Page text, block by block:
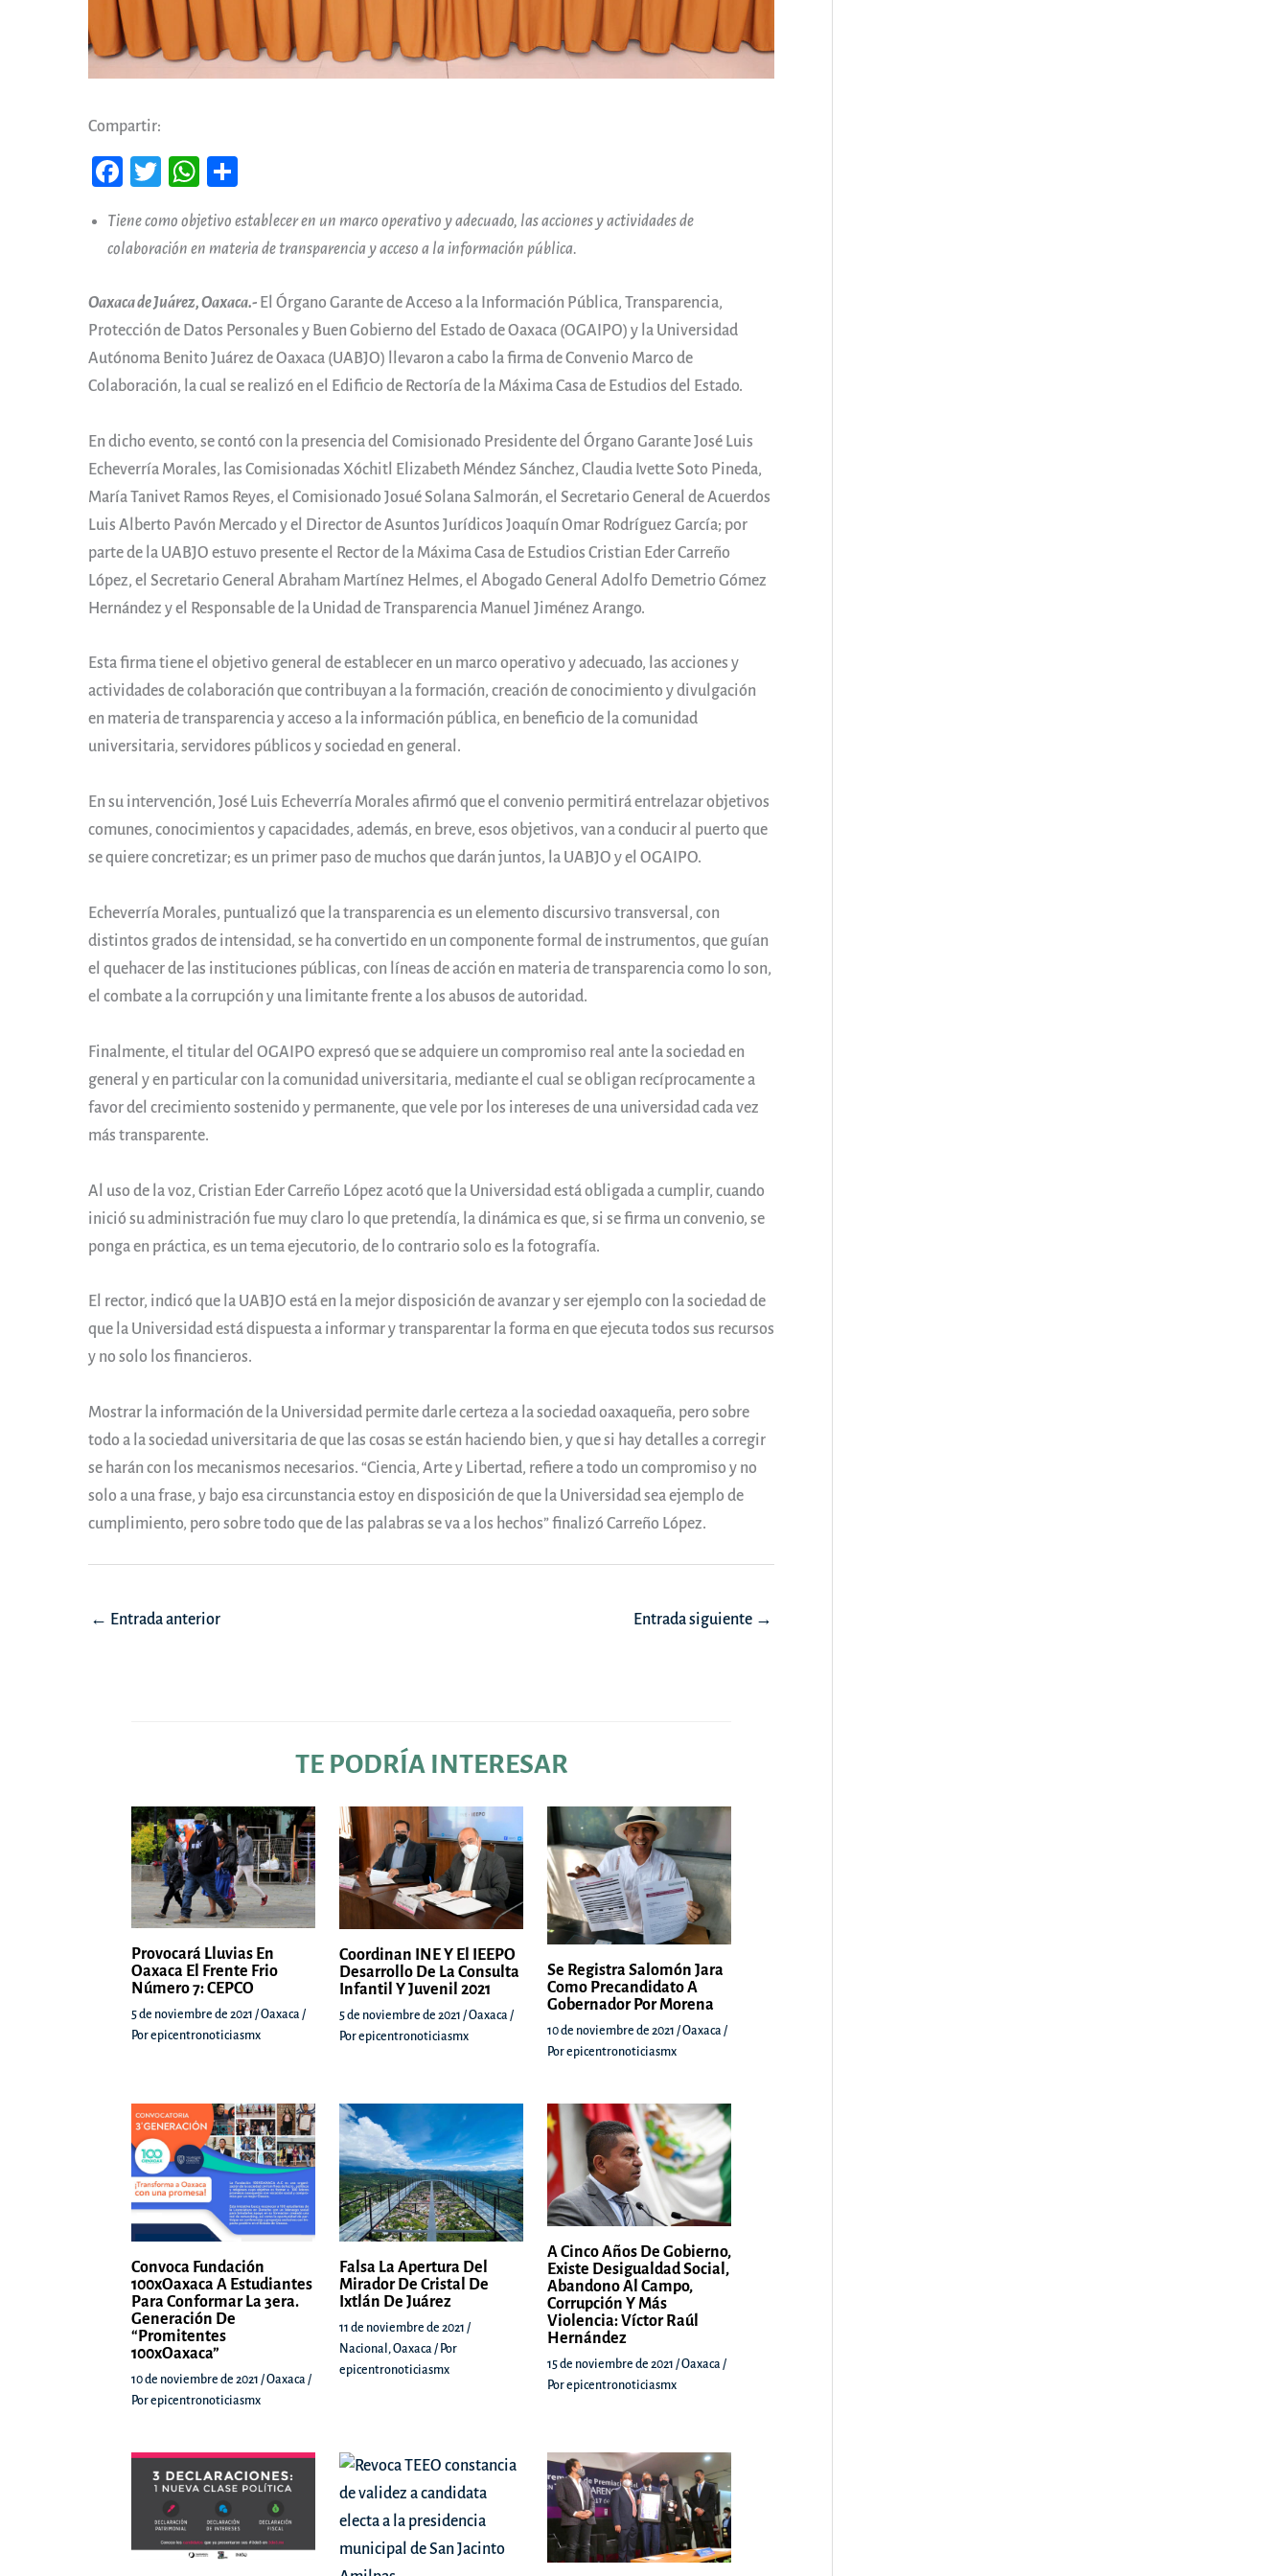
Compartir:
Fa
b
oo
k
T
tt
er
W
ts
A
pp
pa
rti
r
Tiene como objetivo establecer en un marco operativo y adecuado, las acciones y actividades de
colaboración en materia de transparencia y acceso a la información pública.
Oaxaca de Juárez, Oaxaca.- El Órgano Garante de Acceso a la Información Pública, Transparencia,
Protección de Datos Personales y Buen Gobierno del Estado de Oaxaca (OGAIPO) y la Universidad
Autónoma Benito Juárez de Oaxaca (UABJO) llevaron a cabo la firma de Convenio Marco de
Colaboración, la cual se realizó en el Edificio de Rectoría de la Máxima Casa de Estudios del Estado.
En dicho evento, se contó con la presencia del Comisionado Presidente del Órgano Garante José Luis
Echeverría Morales, las Comisionadas Xóchitl Elizabeth Méndez Sánchez, Claudia Ivette Soto Pineda,
María Tanivet Ramos Reyes, el Comisionado Josué Solana Salmorán, el Secretario General de Acuerdos
Luis Alberto Pavón Mercado y el Director de Asuntos Jurídicos Joaquín Omar Rodríguez García; por
parte de la UABJO estuvo presente el Rector de la Máxima Casa de Estudios Cristian Eder Carreño
López, el Secretario General Abraham Martínez Helmes, el Abogado General Adolfo Demetrio Gómez
Hernández y el Responsable de la Unidad de Transparencia Manuel Jiménez Arango.
Esta firma tiene el objetivo general de establecer en un marco operativo y adecuado, las acciones y
actividades de colaboración que contribuyan a la formación, creación de conocimiento y divulgación
en materia de transparencia y acceso a la información pública, en beneficio de la comunidad
universitaria, servidores públicos y sociedad en general.
En su intervención, José Luis Echeverría Morales afirmó que el convenio permitirá entrelazar objetivos
comunes, conocimientos y capacidades, además, en breve, esos objetivos, van a conducir al puerto que
se quiere concretizar; es un primer paso de muchos que darán juntos, la UABJO y el OGAIPO.
Echeverría Morales, puntualizó que la transparencia es un elemento discursivo transversal, con
distintos grados de intensidad, se ha convertido en un componente formal de instrumentos, que guían
el quehacer de las instituciones públicas, con líneas de acción en materia de transparencia como lo son,
el combate a la corrupción y una limitante frente a los abusos de autoridad.
Finalmente, el titular del OGAIPO expresó que se adquiere un compromiso real ante la sociedad en
general y en particular con la comunidad universitaria, mediante el cual se obligan recíprocamente a
favor del crecimiento sostenido y permanente, que vele por los intereses de una universidad cada vez
más transparente.
Al uso de la voz, Cristian Eder Carreño López acotó que la Universidad está obligada a cumplir, cuando
inició su administración fue muy claro lo que pretendía, la dinámica es que, si se firma un convenio, se
ponga en práctica, es un tema ejecutorio, de lo contrario solo es la fotografía.
El rector, indicó que la UABJO está en la mejor disposición de avanzar y ser ejemplo con la sociedad de
que la Universidad está dispuesta a informar y transparentar la forma en que ejecuta todos sus recursos
y no solo los financieros.
Mostrar la información de la Universidad permite darle certeza a la sociedad oaxaqueña, pero sobre
todo a la sociedad universitaria de que las cosas se están haciendo bien, y que si hay detalles a corregir
se harán con los mecanismos necesarios. “Ciencia, Arte y Libertad, refiere a todo un compromiso y no
solo a una frase, y bajo esa circunstancia estoy en disposición de que la Universidad sea ejemplo de
cumplimiento, pero sobre todo que de las palabras se va a los hechos” finalizó Carreño López.
Navegación
← Entrada anterior Entrada siguiente →
TE PODRÍA INTERESAR
Provocará Lluvias En
Oaxaca El Frente Frio
Número 7: CEPCO
5 de noviembre de 2021 /Oaxaca /
Porepicentronoticiasmx
Coordinan INE Y El IEEPO
Desarrollo De La Consulta
Infantil Y Juvenil 2021
5 de noviembre de 2021/Oaxaca /
Porepicentronoticiasmx
Se Registra Salomón Jara
Como Precandidato A
Gobernador Por Morena
10 de noviembre de 2021/Oaxaca /
Porepicentronoticiasmx
Convoca Fundación
100xOaxaca A Estudiantes
Para Conformar La 3era.
Generación De
“Promitentes
100xOaxaca”
10 de noviembre de 2021 /Oaxaca /
Porepicentronoticiasmx
Falsa La Apertura Del
Mirador De Cristal De
Ixtlán De Juárez
11 de noviembre de 2021/
Nacional ,Oaxaca / Por
epicentronoticiasmx
A Cinco Años De Gobierno,
Existe Desigualdad Social,
Abandono Al Campo,
Corrupción Y Más
Violencia: Víctor Raúl
Hernández
15 de noviembre de 2021/Oaxaca /
Porepicentronoticiasmx